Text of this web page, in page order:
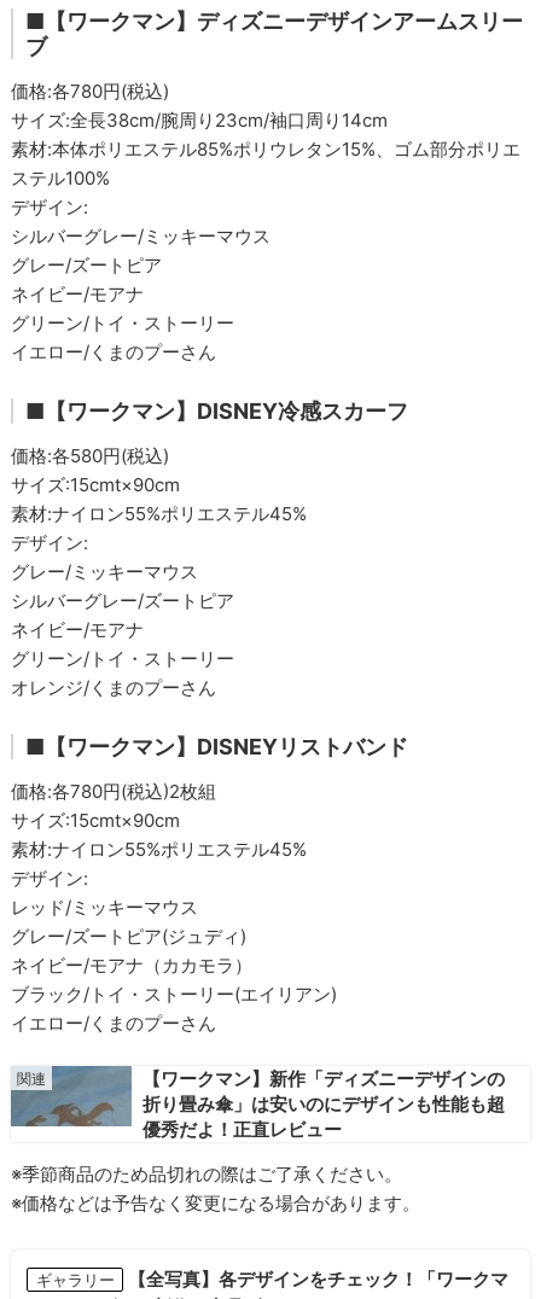
■【ワークマン】ディズニーデザインアームスリー
ブ
価格:各780円(税込)
サイズ:全長38cm/腕周り23cm/袖口周り14cm
素材:本体ポリエステル85%ポリウレタン15%、ゴム部分ポリエ
ステル100%
デザイン:
シルバーグレー/ミッキーマウス
グレー/ズートピア
ネイビー/モアナ
グリーン/トイ・ストーリー
イエロー/くまのプーさん
■【ワークマン】DISNEY冷感スカーフ
価格:各580円(税込)
サイズ:15cmt×90cm
素材:ナイロン55%ポリエステル45%
デザイン:
グレー/ミッキーマウス
シルバーグレー/ズートピア
ネイビー/モアナ
グリーン/トイ・ストーリー
オレンジ/くまのプーさん
■【ワークマン】DISNEYリストバンド
価格:各780円(税込)2枚組
サイズ:15cmt×90cm
素材:ナイロン55%ポリエステル45%
デザイン:
レッド/ミッキーマウス
グレー/ズートピア(ジュディ)
ネイビー/モアナ（カカモラ）
ブラック/トイ・ストーリー(エイリアン)
イエロー/くまのプーさん
【ワークマン】新作「ディズニーデザインの
折り畳み傘」は安いのにデザインも性能も超
優秀だよ！正直レビュー
※季節商品のため品切れの際はご了承ください。
※価格などは予告なく変更になる場合があります。
ギャラリー
【全写真】各デザインをチェック！「ワークマ